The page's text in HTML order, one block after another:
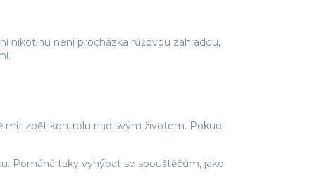
nikotinu není procházka růžovou zahradou,
mít zpět kontrolu nad svým životem. Pokud
Pomáhá taky vyhýbat se spouštěčům, jako